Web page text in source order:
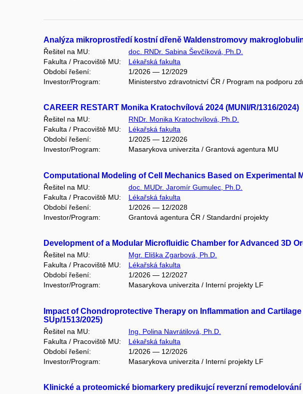
Analýza mikroprostředí kostní dřeně Waldenstromovy
Řešitel na MU:
doc. RNDr. Sabina Ševčíková, Ph.D.
Fakulta / Pracoviště MU:
Lékařská fakulta
Období řešení:
1/2026 — 12/2029
Investor/Program:
Ministerstvo zdravotnictví ČR / Program na podporu
CAREER RESTART Monika Kratochvílová 2024 (MUNI/R/1316/2024)
Řešitel na MU:
RNDr. Monika Kratochvílová, Ph.D.
Fakulta / Pracoviště MU:
Lékařská fakulta
Období řešení:
1/2025 — 12/2026
Investor/Program:
Masarykova univerzita / Grantová agentura MU
Computational Modeling of Cell Mechanics Based on Experimental
Řešitel na MU:
doc. MUDr. Jaromír Gumulec, Ph.D.
Fakulta / Pracoviště MU:
Lékařská fakulta
Období řešení:
1/2026 — 12/2028
Investor/Program:
Grantová agentura ČR / Standardní projekty
Development of a Modular Microfluidic Chamber for Advanced 3D
Řešitel na MU:
Mgr. Eliška Zgarbová, Ph.D.
Fakulta / Pracoviště MU:
Lékařská fakulta
Období řešení:
1/2026 — 12/2027
Investor/Program:
Masarykova univerzita / Interní projekty LF
Impact of Chondroprotective Therapy on Inflammation and
SUp/1513/2025)
Řešitel na MU:
Ing. Polina Navrátilová, Ph.D.
Fakulta / Pracoviště MU:
Lékařská fakulta
Období řešení:
1/2026 — 12/2026
Investor/Program:
Masarykova univerzita / Interní projekty LF
Klinické a proteomické biomarkery predikujcí reverzní